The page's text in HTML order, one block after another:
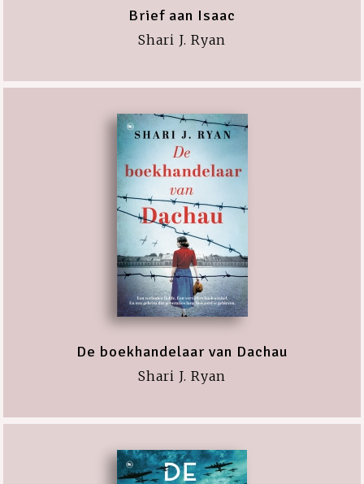
Brief aan Isaac
Shari J. Ryan
De boekhandelaar van Dachau
Shari J. Ryan